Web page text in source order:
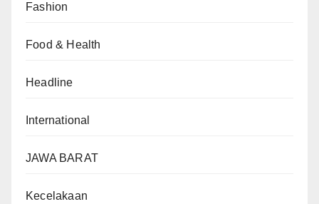
Fashion
Food & Health
Headline
International
JAWA BARAT
Kecelakaan